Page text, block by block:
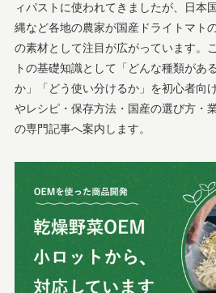
ィパストに使われてきましたが、日本
縄など各地の農家が国産ドライトマト
の素材として注目が広がっています。
トの基礎知識として「どんな種類があ
か」「どう使い分けるか」を初心者向
やレシピ・保存方法・国産の選び方・
の専門記事へ案内します。